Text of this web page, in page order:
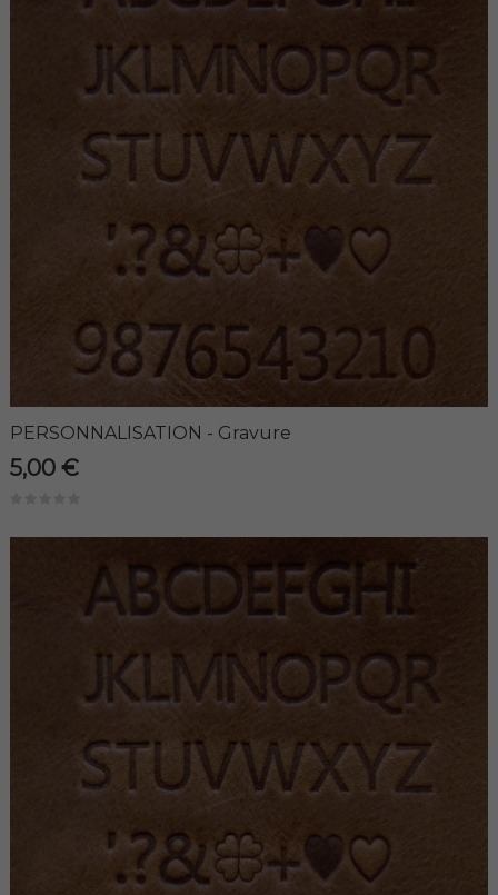
PERSONNALISATION - Gravure
5,00 €